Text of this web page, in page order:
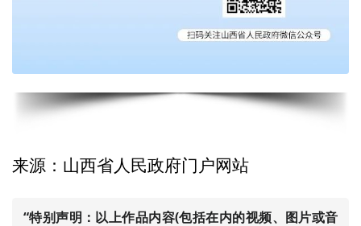
来源：山西省人民政府门户网站
“特别声明：以上作品内容(包括在内的视频、图片或音